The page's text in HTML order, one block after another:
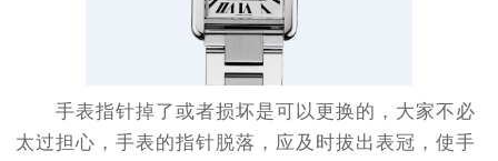
手表指针掉了或者损坏是可以更换的，大家不必
太过担心，手表的指针脱落，应及时拔出表冠，使手